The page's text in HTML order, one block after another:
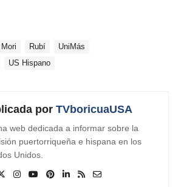
Rubí
UniMás
US Hispano
por TVboricuaUSA
web dedicada a informar sobre la
puertorriqueña e hispana en los
Unidos.